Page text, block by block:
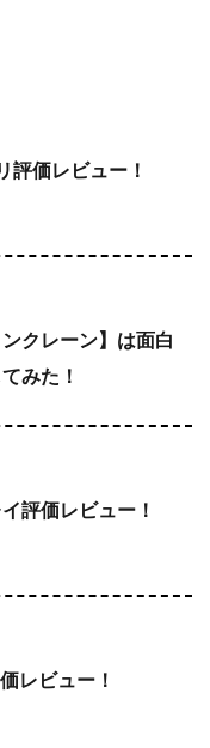
評価レビュー！
クレーン】は面白
みた！
評価レビュー！
レビュー！